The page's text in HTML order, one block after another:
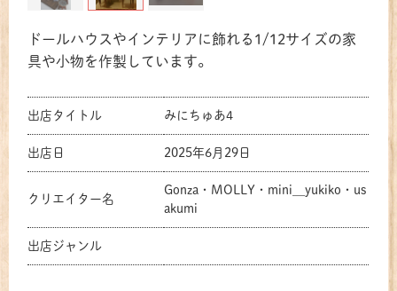
ドールハウスやインテリアに飾れる1/12サイズの家
具や小物を作製しています。
出店タイトル みにちゅあ4
出店日 2025年6月29日
クリエイター名
Gonza・MOLLY・mini＿yukiko・us
akumi
出店ジャンル